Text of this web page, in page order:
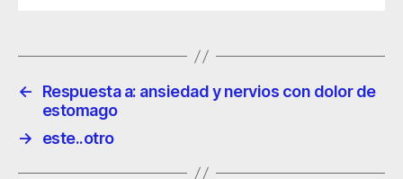
←
Respuesta a: ansiedad y nervios con dolor de
estomago
→
este..otro